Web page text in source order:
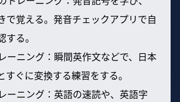
で覚える。発音チェックアプリで自
る。
ーニング：瞬間英作文などで、日本
すぐに変換する練習をする。
ーニング：英語の速読や、英語字